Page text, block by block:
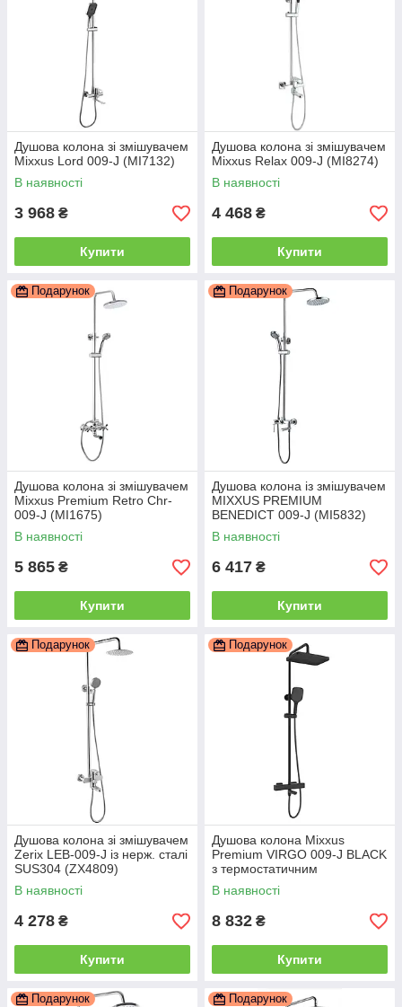
Душова колона зі змішувачем
Mixxus Lord 009-J (MI7132)
В наявності
3 968 ₴
Купити
Душова колона зі змішувачем
Mixxus Relax 009-J (MI8274)
В наявності
4 468 ₴
Купити
Подарунок
Душова колона зі змішувачем
Mixxus Premium Retro Chr-
009-J (MI1675)
В наявності
5 865 ₴
Купити
Подарунок
Душова колона із змішувачем
MIXXUS PREMIUM
BENEDICT 009-J (MI5832)
В наявності
6 417 ₴
Купити
Подарунок
Душова колона зі змішувачем
Zerix LEB-009-J із нерж. сталі
SUS304 (ZX4809)
В наявності
4 278 ₴
Купити
Подарунок
Душова колона Mixxus
Premium VIRGO 009-J BLACK
з термостатичним
змішувачем,3 функції
(MI6646)
В наявності
8 832 ₴
Купити
Подарунок Подарунок